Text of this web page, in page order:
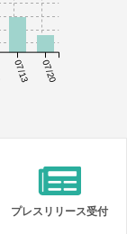
07/13 07/20
プレスリリース受付